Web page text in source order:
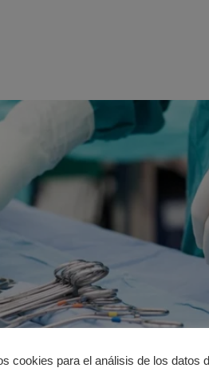
cookies para el análisis de los datos